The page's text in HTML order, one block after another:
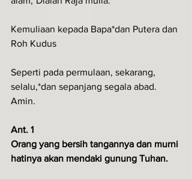
Kemuliaan kepada Bapa*dan Putera dan
Roh Kudus
Seperti pada permulaan, sekarang,
selalu,*dan sepanjang segala abad.
Amin.
Ant. 1
Orang yang bersih tangannya dan murni
hatinya akan mendaki gunung Tuhan.